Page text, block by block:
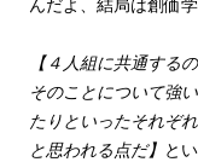
【４人組に共通する
そのことについて強
たりといったそれぞ
と思われる点だ】 と